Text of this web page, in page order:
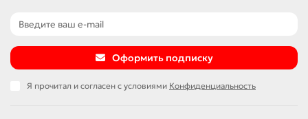
Оформить подписку
Я прочитал и согласен с условиями Конфиденциальность